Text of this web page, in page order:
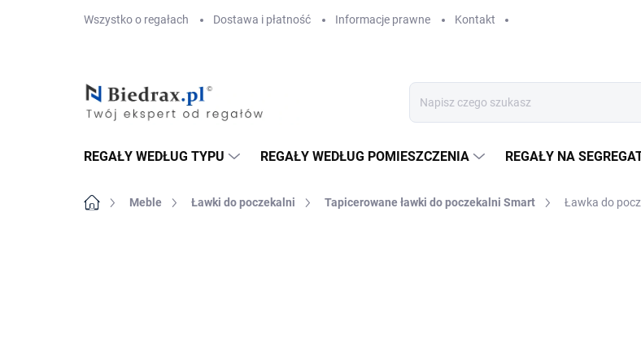
Wszystko o regałach Dostawa i płatność Informacje prawne Kontakt
REGAŁY WEDŁUG TYPU REGAŁY WEDŁUG POMIESZCZENIA REGAŁY NA
Home Meble Ławki do poczekalni Tapicerowane ławki do poczekalni Smart Ławka do